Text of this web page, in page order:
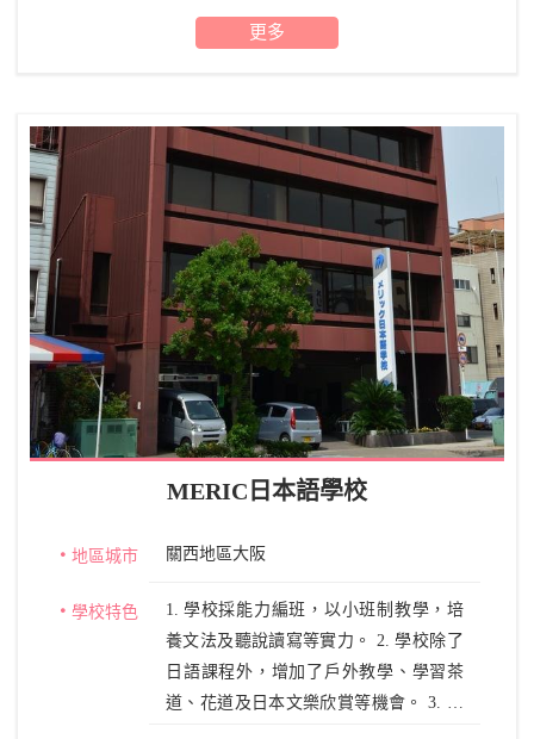
更多
MERIC日本語學校
地區城市 關西地區大阪
學校特色
1. 學校採能力編班，以小班制教學，培
養文法及聽說讀寫等實力。 2. 學校除了
日語課程外，增加了戶外教學、學習茶
道、花道及日本文樂欣賞等機會。 3. 本